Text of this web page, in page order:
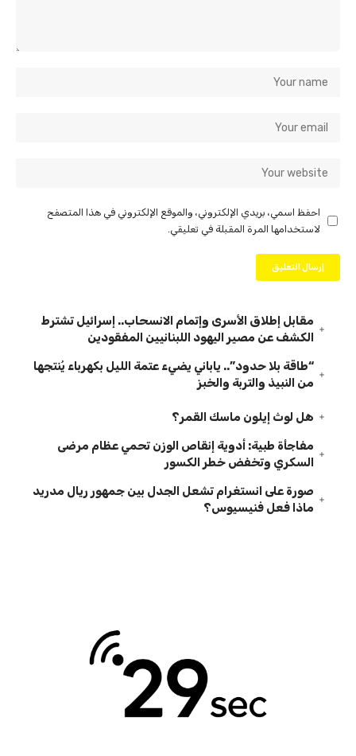
احفظ اسمي، بريدي الإلكتروني، والموقع الإلكتروني في هذا المتصفح
لاستخدامها المرة المقبلة في تعليقي.
مقابل إطلاق الأسرى وإتمام الانسحاب.. إسرائيل تشترط
الكشف عن مصير اليهود اللبنانيين المفقودين
“طاقة بلا حدود”.. ياباني يضيء عتمة الليل بكهرباء يُنتجها
من النبيذ والتربة والخبز
هل لوث إيلون ماسك القمر؟
مفاجأة طبية: أدوية إنقاص الوزن تحمي عظام مرضى
السكري وتخفض خطر الكسور
صورة على انستغرام تشعل الجدل بين جمهور ريال مدريد
ماذا فعل فنيسيوس؟